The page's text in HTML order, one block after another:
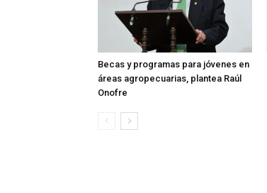
Becas y programas para jóvenes en
áreas agropecuarias, plantea Raúl
Onofre